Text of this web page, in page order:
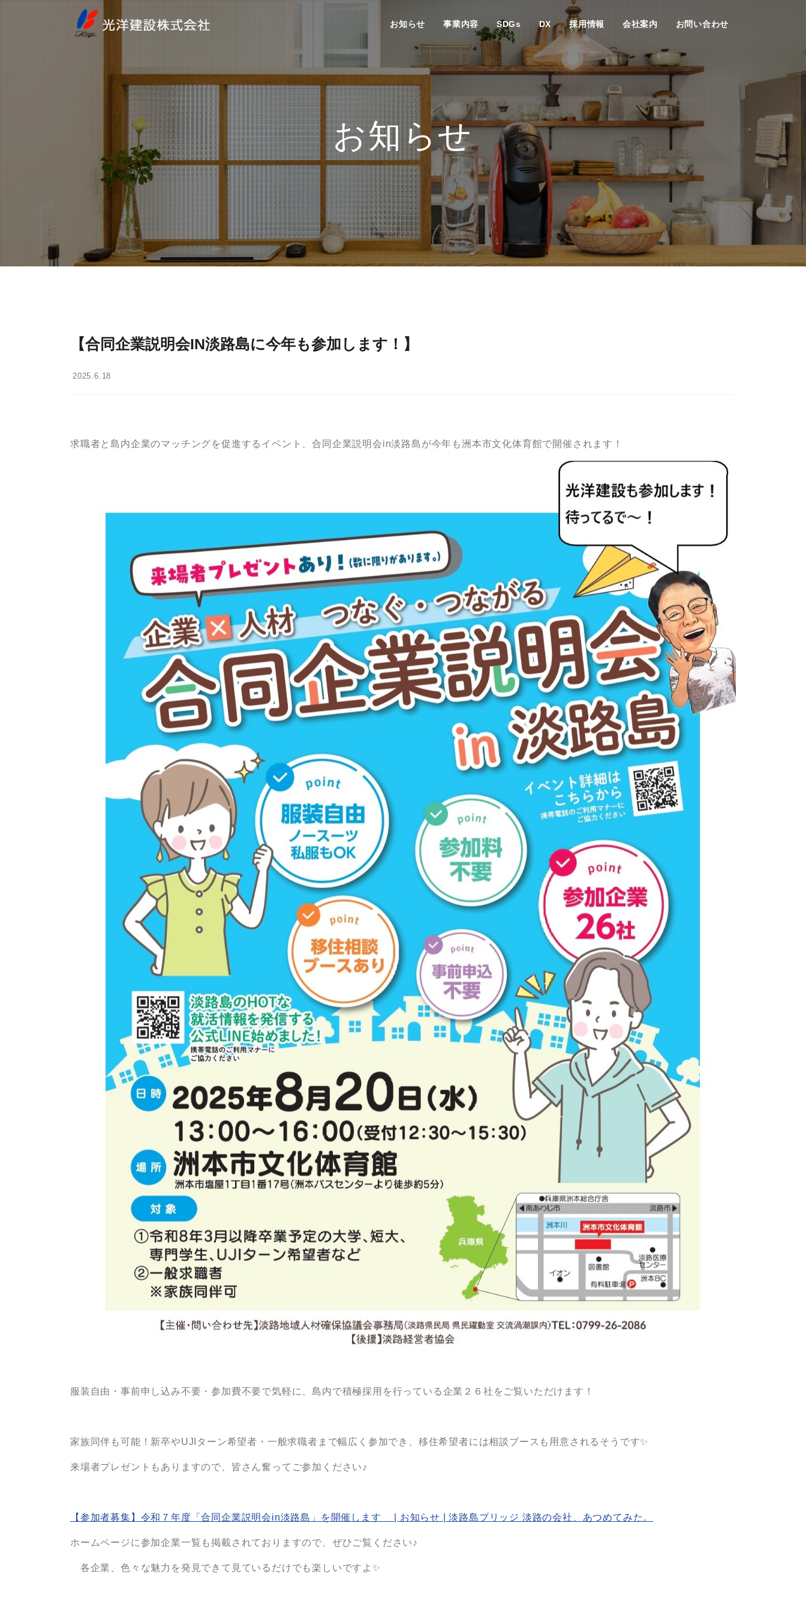
お知らせ 事業内容 SDGs DX 採用情報 会社案内 お問い合わせ
お知らせ
【合同企業説明会IN淡路島に今年も参加します！】
2025.6.18
求職者と島内企業のマッチングを促進するイベント、合同企業説明会in淡路島が今年も洲本市文化体育館で開催されます！
服装自由・事前申し込み不要・参加費不要で気軽に、島内で積極採用を行っている企業２６社をご覧いただけます！
家族同伴も可能！新卒やUJIターン希望者・一般求職者まで幅広く参加でき、移住希望者には相談ブースも用意されるそうです✨
来場者プレゼントもありますので、皆さん奮ってご参加ください♪
【参加者募集】令和７年度「合同企業説明会in淡路島」を開催します | お知らせ | 淡路島ブリッジ 淡路の会社、あつめてみた。
ホームページに参加企業一覧も掲載されておりますので、ぜひご覧ください♪
各企業、色々な魅力を発見できて見ているだけでも楽しいですよ✨